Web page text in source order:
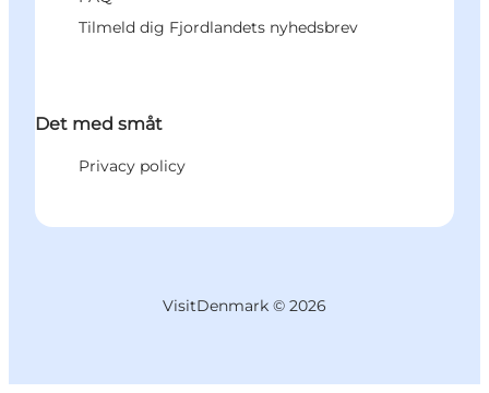
Tilmeld dig Fjordlandets nyhedsbrev
Det med småt
Privacy policy
VisitDenmark © 2026